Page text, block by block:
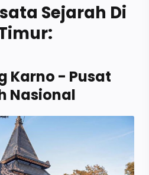
Sejarah Di
Karno - Pusat
Nasional